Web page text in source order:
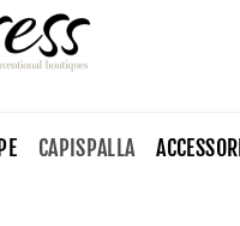
CAPISPALLA ACCESSORI